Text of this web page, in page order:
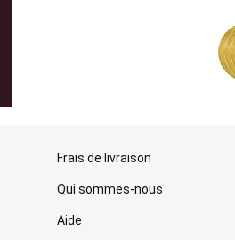
Frais de livraison
Qui sommes-nous
Aide